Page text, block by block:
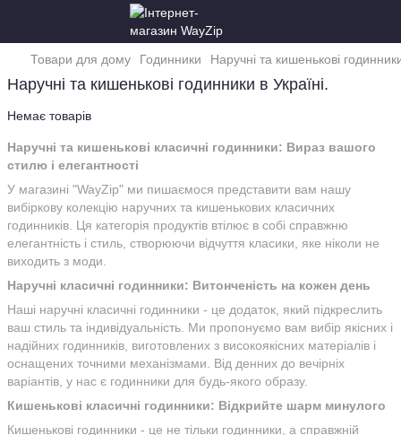
Товари для дому Годинники Наручні та кишенькові
Наручні та кишенькові годинники в Україні.
Немає товарів
Наручні та кишенькові класичні годинники: Вираз вашого
стилю і елегантності
У магазині "WayZip" ми пишаємося представити вам нашу
вибіркову колекцію наручних та кишенькових класичних
годинників. Ця категорія продуктів втілює в собі справжню
елегантність і стиль, створюючи відчуття класики, яке ніколи не
виходить з моди.
Наручні класичні годинники: Витонченість на кожен день
Наші наручні класичні годинники - це додаток, який підкреслить
ваш стиль та індивідуальність. Ми пропонуємо вам вибір якісних і
надійних годинників, виготовлених з високоякісних матеріалів і
оснащених точними механізмами. Від денних до вечірніх
варіантів, у нас є годинники для будь-якого образу.
Кишенькові класичні годинники: Відкрийте шарм минулого
Кишенькові годинники - це не тільки годинники, а справжній